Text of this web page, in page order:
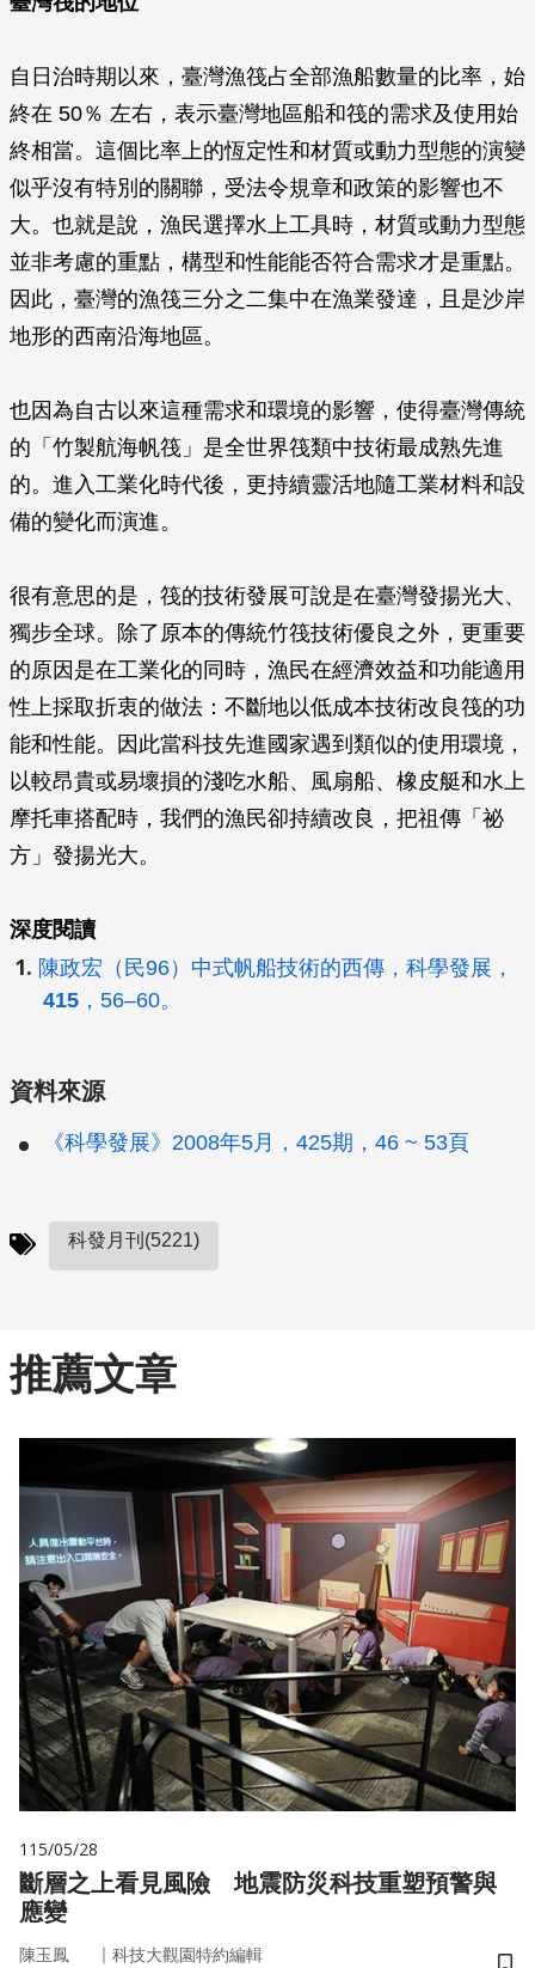
自日治時期以來，臺灣漁筏占全部漁船數量的比率，始
終在 50％ 左右，表示臺灣地區船和筏的需求及使用始
終相當。這個比率上的恆定性和材質或動力型態的演變
似乎沒有特別的關聯，受法令規章和政策的影響也不
大。也就是說，漁民選擇水上工具時，材質或動力型態
並非考慮的重點，構型和性能能否符合需求才是重點。
因此，臺灣的漁筏三分之二集中在漁業發達，且是沙岸
地形的西南沿海地區。
也因為自古以來這種需求和環境的影響，使得臺灣傳統
的「竹製航海帆筏」是全世界筏類中技術最成熟先進
的。進入工業化時代後，更持續靈活地隨工業材料和設
備的變化而演進。
很有意思的是，筏的技術發展可說是在臺灣發揚光大、
獨步全球。除了原本的傳統竹筏技術優良之外，更重要
的原因是在工業化的同時，漁民在經濟效益和功能適用
性上採取折衷的做法：不斷地以低成本技術改良筏的功
能和性能。因此當科技先進國家遇到類似的使用環境，
以較昂貴或易壞損的淺吃水船、風扇船、橡皮艇和水上
摩托車搭配時，我們的漁民卻持續改良，把祖傳「祕
方」發揚光大。
深度閱讀
陳政宏（民96）中式帆船技術的西傳， 科學發展 ，
415 ，56–60。
資料來源
《科學發展》2008年5月，425期，46 ~ 53頁
科發月刊(5221)
推薦文章
115/05/28
斷層之上看見風險 地震防災科技重塑預警與
應變
陳玉鳳 ｜ 科技大觀園特約編輯